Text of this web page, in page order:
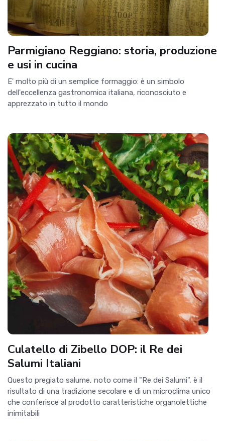
Parmigiano Reggiano: storia, produzione
e usi in cucina
E' molto più di un semplice formaggio: è un simbolo
dell'eccellenza gastronomica italiana, riconosciuto e
apprezzato in tutto il mondo
Culatello di Zibello DOP: il Re dei
Salumi Italiani
Questo pregiato salume, noto come il "Re dei Salumi", è il
risultato di una tradizione secolare e di un microclima unico
che conferisce al prodotto caratteristiche organolettiche
inimitabili